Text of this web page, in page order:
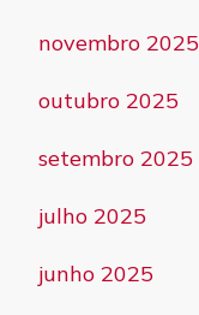
novembro 2025
outubro 2025
setembro 2025
julho 2025
junho 2025